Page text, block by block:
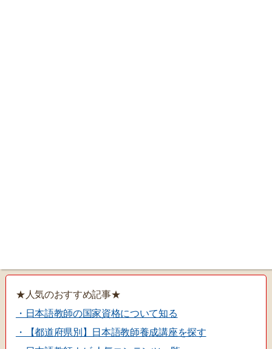
★人気のおすすめ記事★
・日本語教師の国家資格について知る
・【都道府県別】日本語教師養成講座を探す